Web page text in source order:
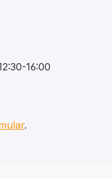
16:00
.